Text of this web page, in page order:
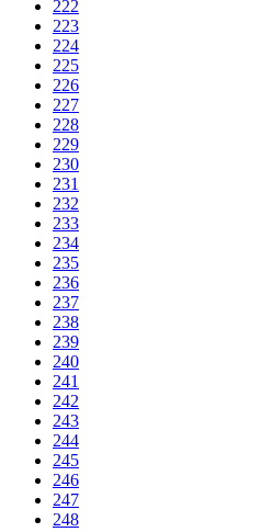
222
223
224
225
226
227
228
229
230
231
232
233
234
235
236
237
238
239
240
241
242
243
244
245
246
247
248